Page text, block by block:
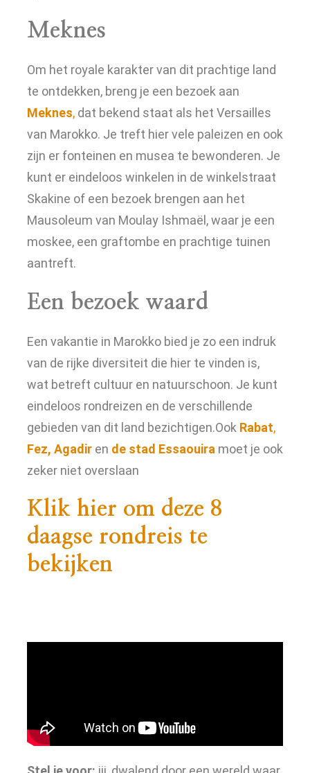
Meknes
Om het royale karakter van dit prachtige land
te ontdekken, breng je een bezoek aan
Meknes, dat bekend staat als het Versailles
van Marokko. Je treft hier vele paleizen en ook
zijn er fonteinen en musea te bewonderen. Je
kunt er eindeloos winkelen in de winkelstraat
Skakine of een bezoek brengen aan het
Mausoleum van Moulay Ishmaël, waar je een
moskee, een graftombe en prachtige tuinen
aantreft.
Een bezoek waard
Een vakantie in Marokko bied je zo een indruk
van de rijke diversiteit die hier te vinden is,
wat betreft cultuur en natuurschoon. Je kunt
eindeloos rondreizen en de verschillende
gebieden van dit land bezichtigen.Ook Rabat,
Fez, Agadir en de stad Essaouira moet je ook
zeker niet overslaan
Klik hier om deze 8
daagse rondreis te
bekijken